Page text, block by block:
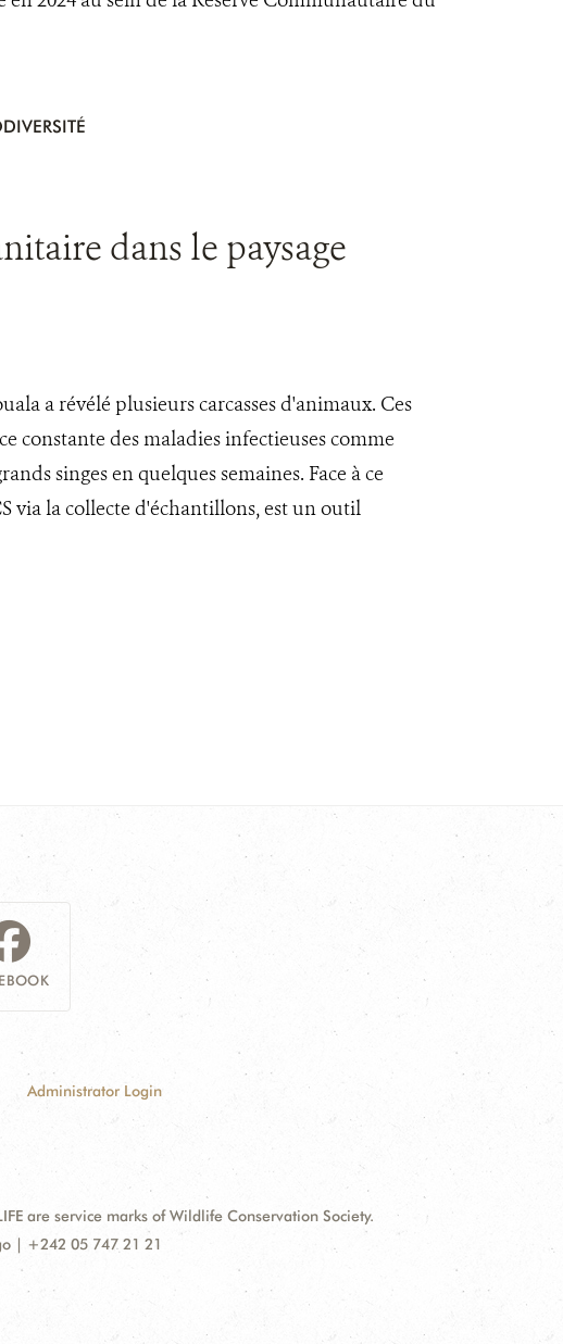
dans le paysage
a révélé plusieurs carcasses d'animaux. Ces
constante des maladies infectieuses comme
singes en quelques semaines. Face à ce
via la collecte d'échantillons, est un outil
Administrator Login
are service marks of Wildlife Conservation Society.
| +242 05 747 21 21